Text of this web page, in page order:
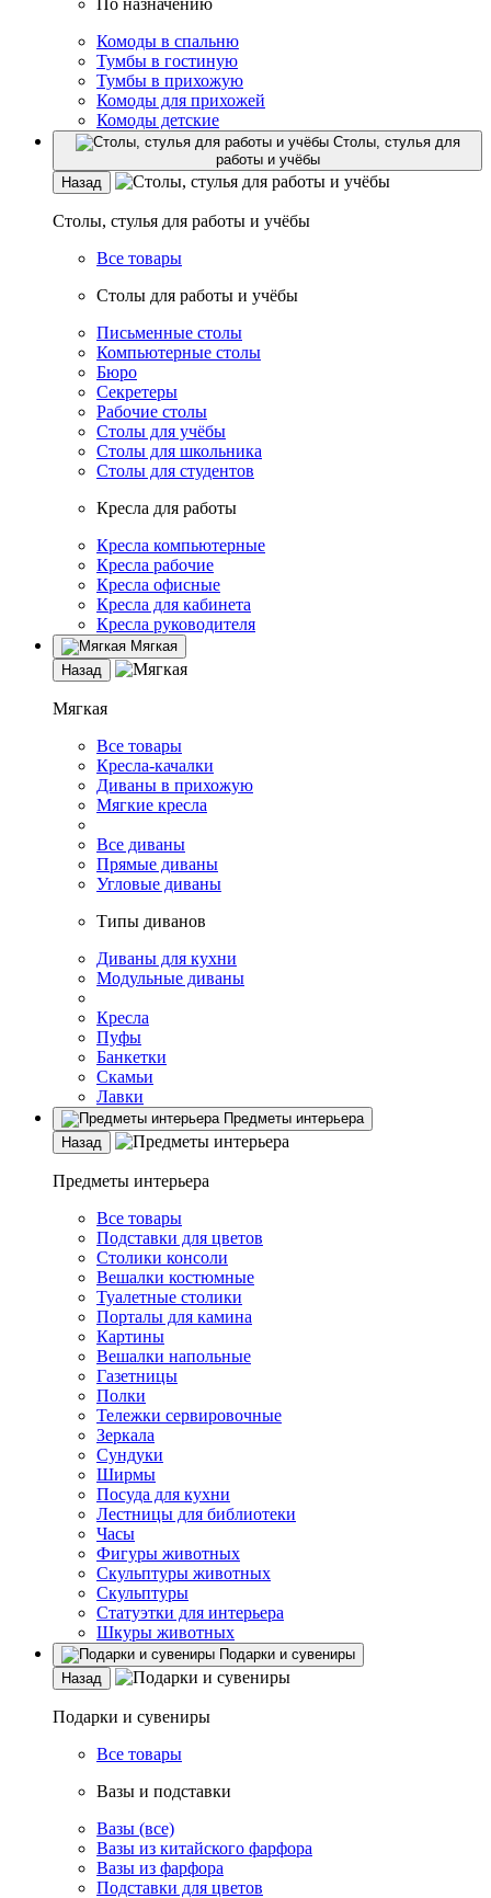
По назначению
Комоды в спальню
Тумбы в гостиную
Тумбы в прихожую
Комоды для прихожей
Комоды детские
Столы, стулья для
работы и учёбы
Назад
Столы, стулья для работы и учёбы
Все товары
Столы для работы и учёбы
Письменные столы
Компьютерные столы
Бюро
Секретеры
Рабочие столы
Столы для учёбы
Столы для школьника
Столы для студентов
Кресла для работы
Кресла компьютерные
Кресла рабочие
Кресла офисные
Кресла для кабинета
Кресла руководителя
Мягкая
Назад
Мягкая
Все товары
Кресла-качалки
Диваны в прихожую
Мягкие кресла
Все диваны
Прямые диваны
Угловые диваны
Типы диванов
Диваны для кухни
Модульные диваны
Кресла
Пуфы
Банкетки
Скамьи
Лавки
Предметы интерьера
Назад
Предметы интерьера
Все товары
Подставки для цветов
Столики консоли
Вешалки костюмные
Туалетные столики
Порталы для камина
Картины
Вешалки напольные
Газетницы
Полки
Тележки сервировочные
Зеркала
Сундуки
Ширмы
Посуда для кухни
Лестницы для библиотеки
Часы
Фигуры животных
Скульптуры животных
Скульптуры
Статуэтки для интерьера
Шкуры животных
Подарки и сувениры
Назад
Подарки и сувениры
Все товары
Вазы и подставки
Вазы (все)
Вазы из китайского фарфора
Вазы из фарфора
Подставки для цветов